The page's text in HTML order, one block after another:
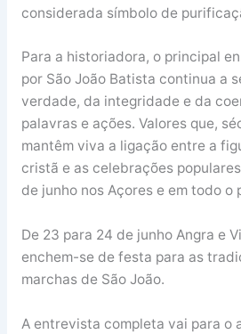
considerada símbolo de
Para a historiadora, o principal
por São João Batista continua a
verdade, da integridade e da
palavras e ações. Valores que,
mantêm viva a ligação entre a
cristã e as celebrações
de junho nos Açores e em todo o
De 23 para 24 de junho Angra e
enchem-se de festa para as
marchas de São João.
A entrevista completa vai para o